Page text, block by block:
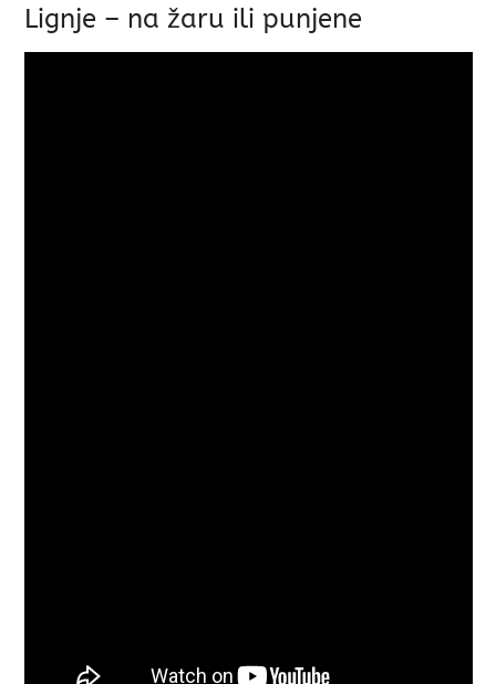
Lignje – na žaru ili punjene